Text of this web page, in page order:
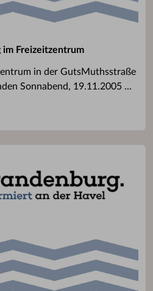
Freizeitzentrum
in der GutsMuthsstraße
Sonnabend, 19.11.2005 ...